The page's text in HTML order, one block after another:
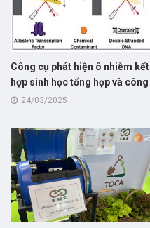
Công cụ phát hiện ô nhiễm kết
hợp sinh học tổng hợp và công
nghệ nano phát hiện các chất ô
cực cao
24/03/2025